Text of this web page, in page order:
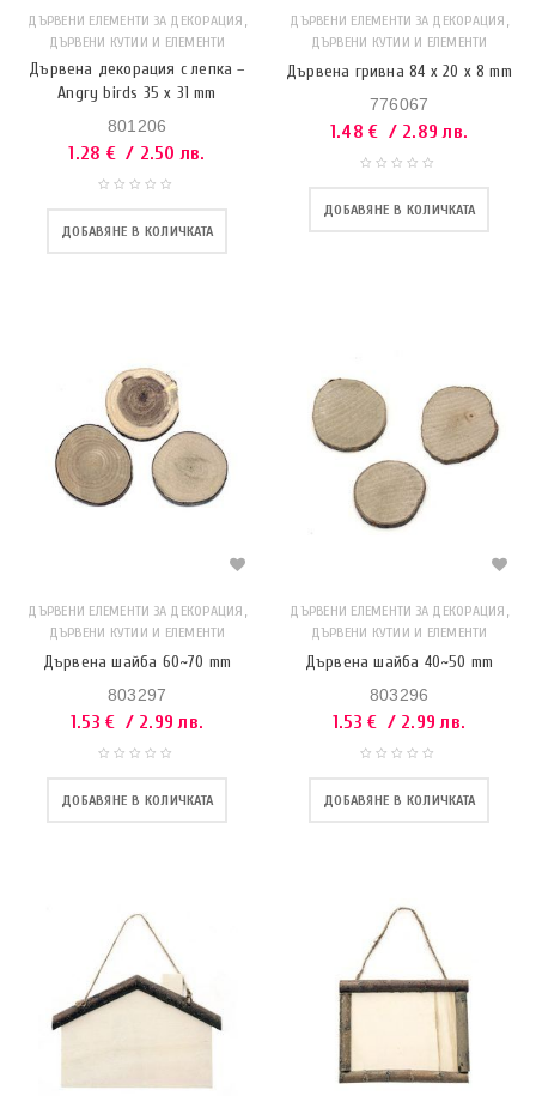
ДЪРВЕНИ ЕЛЕМЕНТИ ЗА ДЕКОРАЦИЯ ,
ДЪРВЕНИ КУТИИ И ЕЛЕМЕНТИ
Дървена декорация с лепка –
Angry birds 35 x 31 mm
801206
1.28 € / 2.50 лв.
ДОБАВЯНЕ В КОЛИЧКАТА
ДЪРВЕНИ ЕЛЕМЕНТИ ЗА ДЕКОРАЦИЯ ,
ДЪРВЕНИ КУТИИ И ЕЛЕМЕНТИ
Дървена гривна 84 x 20 x 8 mm
776067
1.48€ / 2.89 лв.
ДОБАВЯНЕ В КОЛИЧКАТА
ДЪРВЕНИ ЕЛЕМЕНТИ ЗА ДЕКОРАЦИЯ ,
ДЪРВЕНИ КУТИИ И ЕЛЕМЕНТИ
Дървена шайба 60~70 mm
803297
1.53€ / 2.99 лв.
ДОБАВЯНЕ В КОЛИЧКАТА
ДЪРВЕНИ ЕЛЕМЕНТИ ЗА ДЕКОРАЦИЯ ,
ДЪРВЕНИ КУТИИ И ЕЛЕМЕНТИ
Дървена шайба 40~50 mm
803296
1.53€ / 2.99 лв.
ДОБАВЯНЕ В КОЛИЧКАТА